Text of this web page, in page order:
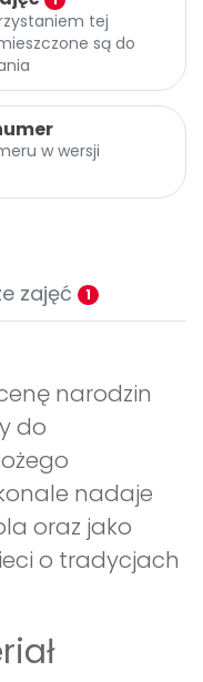
tej
są do
w wersji
zajęć 1
narodzin
do
nadaje
oraz jako
o tradycjach